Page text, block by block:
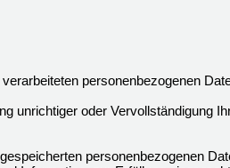
personenbezogenen
unrichtiger oder Vervollständigung
personenbezogenen